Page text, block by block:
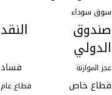
سوق سوداء
صندوق النقد
الدولي
عجز الموازنة
فساد
قطاع خاص
قطاع عام